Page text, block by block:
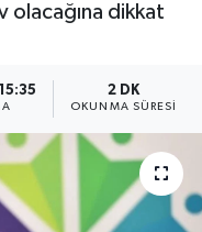
olacağına dikkat
2 DK
OKUNMA SÜRESI